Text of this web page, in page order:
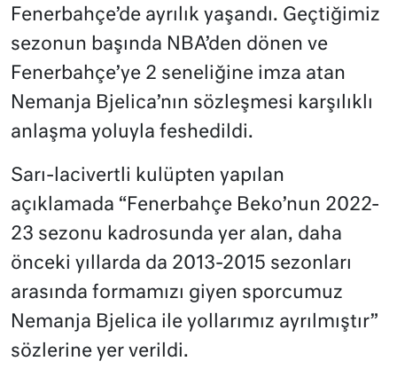
Fenerbahçe’de ayrılık yaşandı. Geçtiğimiz
sezonun başında NBA’den dönen ve
Fenerbahçe’ye 2 seneliğine imza atan
Nemanja Bjelica’nın sözleşmesi karşılıklı
anlaşma yoluyla feshedildi.
Sarı-lacivertli kulüpten yapılan
açıklamada “Fenerbahçe Beko’nun 2022-
23 sezonu kadrosunda yer alan, daha
önceki yıllarda da 2013-2015 sezonları
arasında formamızı giyen sporcumuz
Nemanja Bjelica ile yollarımız ayrılmıştır”
sözlerine yer verildi.